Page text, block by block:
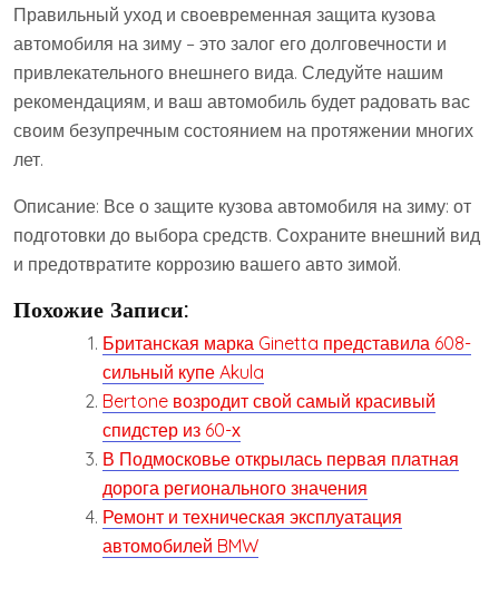
Правильный уход и своевременная защита кузова
автомобиля на зиму – это залог его долговечности и
привлекательного внешнего вида. Следуйте нашим
рекомендациям, и ваш автомобиль будет радовать вас
своим безупречным состоянием на протяжении многих
лет.
Описание: Все о защите кузова автомобиля на зиму: от
подготовки до выбора средств. Сохраните внешний вид
и предотвратите коррозию вашего авто зимой.
Похожие Записи:
Британская марка Ginetta представила 608-
сильный купе Akula
Bertone возродит свой самый красивый
спидстер из 60-х
В Подмосковье открылась первая платная
дорога регионального значения
Ремонт и техническая эксплуатация
автомобилей BMW